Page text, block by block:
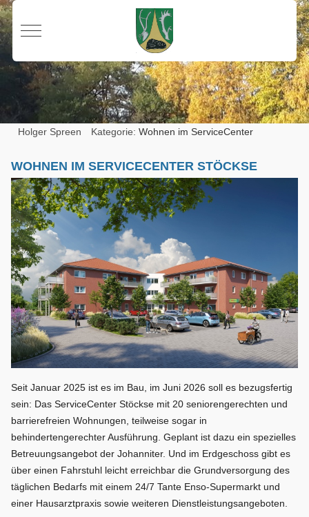
Mobile Menu Toggle
Holger Spreen Kategorie:Wohnen im ServiceCenter
WOHNEN IM SERVICECENTER STÖCKSE
Seit Januar 2025 ist es im Bau, im Juni 2026 soll es bezugsfertig
sein: Das ServiceCenter Stöckse mit 20 seniorengerechten und
barrierefreien Wohnungen, teilweise sogar in
behindertengerechter Ausführung. Geplant ist dazu ein spezielles
Betreuungsangebot der Johanniter. Und im Erdgeschoss gibt es
über einen Fahrstuhl leicht erreichbar die Grundversorgung des
täglichen Bedarfs mit einem 24/7 Tante Enso-Supermarkt und
einer Hausarztpraxis sowie weiteren Dienstleistungsangeboten.